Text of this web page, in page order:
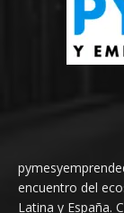
encuentro del
Latina y España.